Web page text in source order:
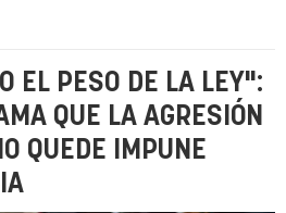
EL PESO DE LA LEY":
QUE LA AGRESIÓN
QUEDE IMPUNE